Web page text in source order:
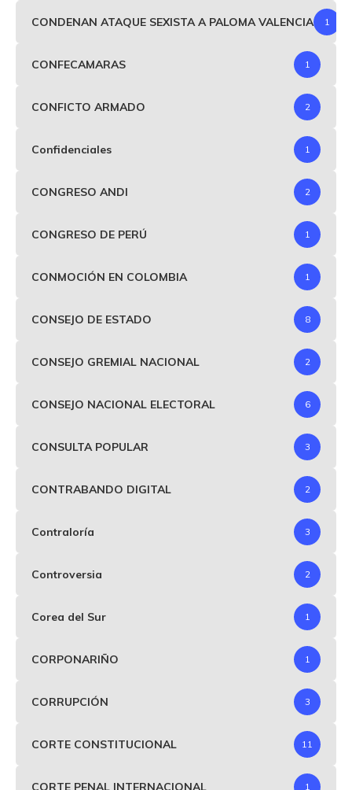
CONDENAN ATAQUE SEXISTA A PALOMA VALENCIA 1
CONFECAMARAS 1
CONFICTO ARMADO 2
Confidenciales 1
CONGRESO ANDI 2
CONGRESO DE PERÚ 1
CONMOCIÓN EN COLOMBIA 1
CONSEJO DE ESTADO 8
CONSEJO GREMIAL NACIONAL 2
CONSEJO NACIONAL ELECTORAL 6
CONSULTA POPULAR 3
CONTRABANDO DIGITAL 2
Contraloría 3
Controversia 2
Corea del Sur 1
CORPONARIÑO 1
CORRUPCIÓN 3
CORTE CONSTITUCIONAL 11
CORTE PENAL INTERNACIONAL 1